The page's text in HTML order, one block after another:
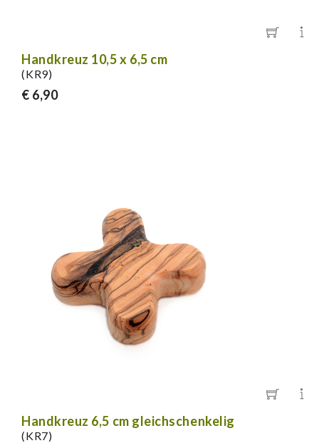
Handkreuz 10,5 x 6,5 cm
(KR9)
€ 6,90
Handkreuz 6,5 cm gleichschenkelig
(KR7)